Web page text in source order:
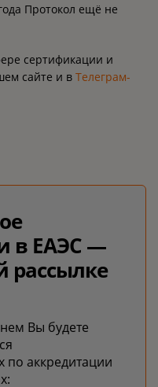
Протокол ещё не
сертификации и
сайте и в Телеграм-
в ЕАЭС —
рассылке
Вы будете
по аккредитации